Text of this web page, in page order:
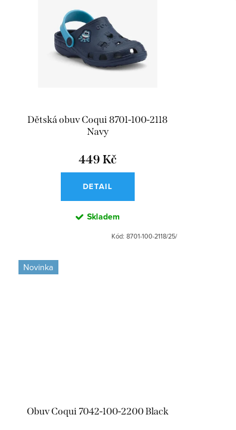
Dětská obuv Coqui 8701-100-2118
Navy
449 Kč
DETAIL
Skladem
Kód: 8701-100-2118/25/
Novinka
Obuv Coqui 7042-100-2200 Black